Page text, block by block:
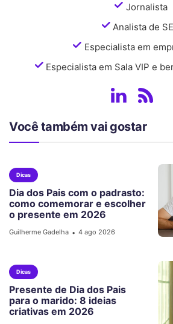
Jornalista
Analista de
Especialista em
Especialista em Sala VIP e
Você também vai gostar
Dicas
Dia dos Pais com o padrasto:
como comemorar e escolher
o presente em 2026
Guilherme Gadelha • 4 ago 2026
Dicas
Presente de Dia dos Pais
para o marido: 8 ideias
criativas em 2026